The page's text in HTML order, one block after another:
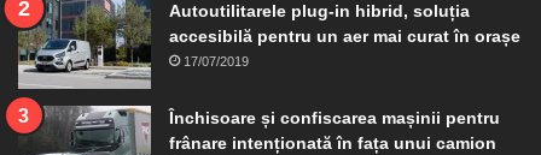
Autoutilitarele plug-in hibrid, soluția
accesibilă pentru un aer mai curat în orașe
17/07/2019
Închisoare și confiscarea mașinii pentru
frânare intenționată în fața unui camion